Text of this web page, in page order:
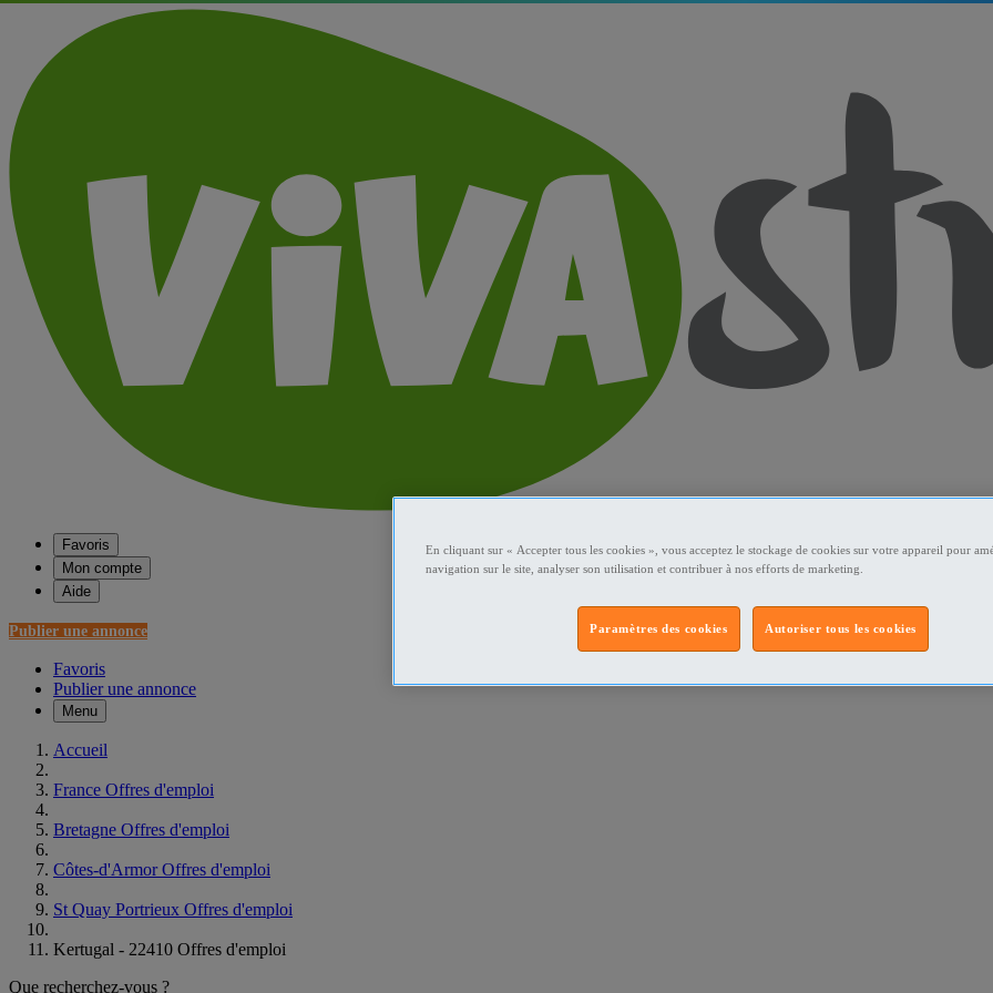
Favoris
Mon compte
Aide
Publier une annonce
Favoris
Publier une annonce
Menu
Accueil
France Offres d'emploi
Bretagne Offres d'emploi
Côtes-d'Armor Offres d'emploi
St Quay Portrieux Offres d'emploi
Kertugal - 22410 Offres d'emploi
Que recherchez-vous ?
En cliquant sur « Accepter tous les cookies », vous acceptez le stockage de cookies sur votre appareil pour
navigation sur le site, analyser son utilisation et contribuer à nos efforts de marketing.
Autoriser tous les cookies
Paramètres des cookies